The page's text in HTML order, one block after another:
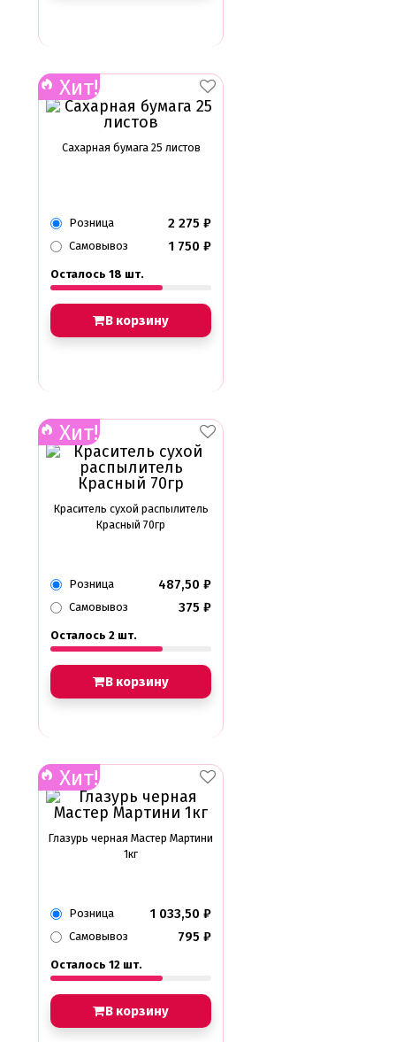
Хит!
Сахарная бумага 25 листов
Розница 2 275 ₽
Самовывоз 1 750 ₽
Осталось 18 шт.
В корзину
Хит!
Краситель сухой распылитель
Красный 70гр
Розница 487,50 ₽
Самовывоз 375 ₽
Осталось 2 шт.
В корзину
Хит!
Глазурь черная Мастер Мартини
1кг
Розница 1 033,50 ₽
Самовывоз 795 ₽
Осталось 12 шт.
В корзину